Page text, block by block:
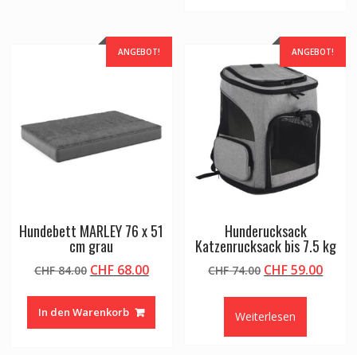
ANGEBOT!
Hundebett MARLEY 76 x 51
cm grau
CHF84.00 Ursprünglicher
war:
CHF 84.00
CHF68.00Aktueller
In den Warenkorb
ANGEBOT!
Hunderucksack
Katzenrucksack bis 7.5 kg
CHF74.00 Ursprünglicher
CHF 74.00
CHF59.00
Weiterlesen